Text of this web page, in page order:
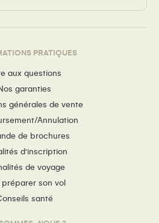
PRATIQUES
aux questions
garanties
générales de vente
Annulation
de brochures
d’inscription
de voyage
préparer son vol
santé